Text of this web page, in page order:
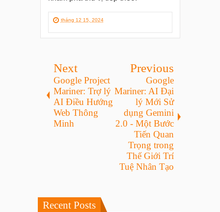
tháng 12 15, 2024
Next
Google Project
Mariner: Trợ lý
AI Điều Hướng
Web Thông
Minh
Previous
Google
Mariner: AI Đại
lý Mới Sử
dụng Gemini
2.0 - Một Bước
Tiến Quan
Trọng trong
Thế Giới Trí
Tuệ Nhân Tạo
Recent Posts